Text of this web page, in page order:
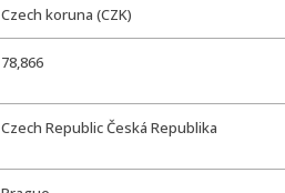
Czech koruna (CZK)
78,866
Czech Republic Česká Republika